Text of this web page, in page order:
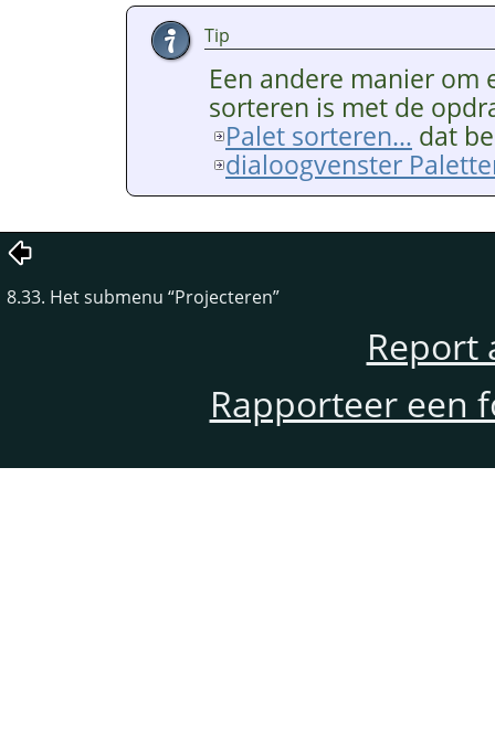
Tip
Een andere manier om
sorteren is met de
Palet sorteren… dat
dialoogvenster
8.33. Het submenu “Projecteren”
Report
Rapporteer een